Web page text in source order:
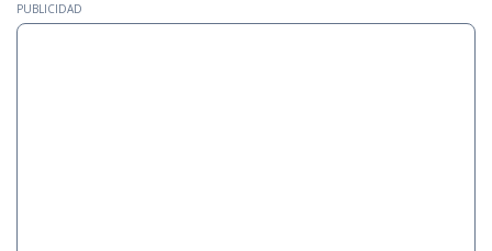
PUBLICIDAD